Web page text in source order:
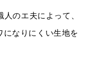
のエ夫によって、
なりにくい生地を